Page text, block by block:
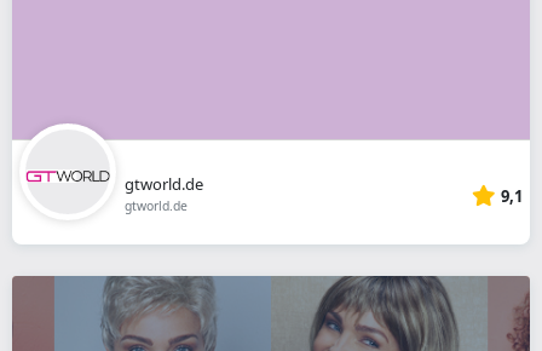
gtworld.de
gtworld.de 9,1